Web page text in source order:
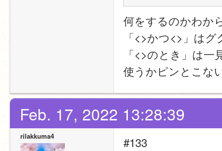
何をするのかわか
「<>かつ<>」は
「<>のとき」は
使うかピンとこな
Feb. 17, 2022 13:28:39
rilakkuma4
#133